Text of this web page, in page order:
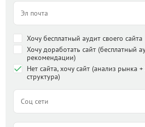
Хочу бесплатный аудит своего сайта
Хочу доработать сайт (бесплатный
рекомендации)
Нет сайта, хочу сайт (анализ рынка +
структура)